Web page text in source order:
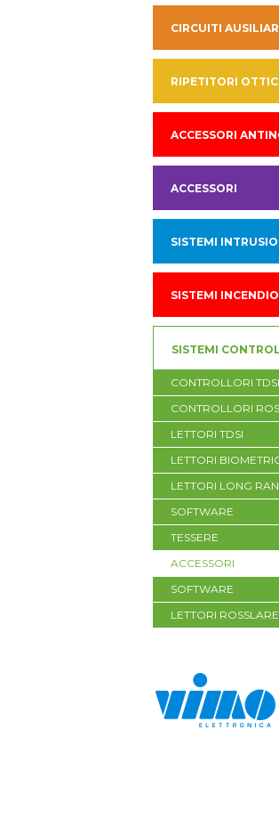
CIRCUITI
RIPETITORI
ACCESSORI
ACCESSORI
SISTEMI
SISTEMI INCENDIO
SISTEMI
CONTROLLORI TDSI
CONTROLLORI
LETTORI TDSI
LETTORI
LETTORI LONG
SOFTWARE
TESSERE
ACCESSORI
SOFTWARE
LETTORI ROSSLARE